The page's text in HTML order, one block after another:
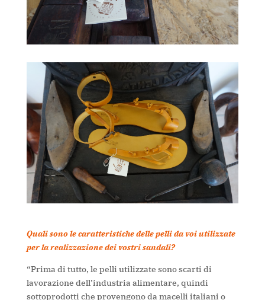
Quali sono le caratteristiche delle pelli da voi utilizzate
per la realizzazione dei vostri sandali?
“Prima di tutto, le pelli utilizzate sono scarti di
lavorazione dell’industria alimentare, quindi
sottoprodotti che provengono da macelli italiani o